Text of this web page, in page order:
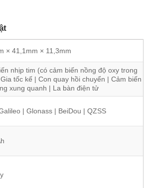
× 41,1mm × 11,3mm
nhịp tim (có cảm biến nồng độ oxy trong
tốc kế | Con quay hồi chuyển | Cảm biến
xung quanh | La bàn điện tử
| Glonass | BeiDou | QZSS